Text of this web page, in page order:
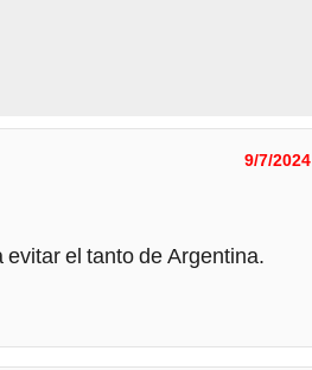
9/7/2024
el tanto de Argentina.